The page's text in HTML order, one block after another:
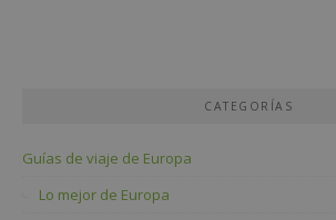
CATEGORÍAS
Guías de viaje de Europa
Lo mejor de Europa